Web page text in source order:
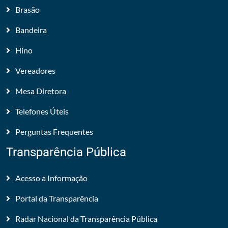
Brasão
Bandeira
Hino
Vereadores
Mesa Diretora
Telefones Úteis
Perguntas Frequentes
Transparência Pública
Acesso a Informação
Portal da Transparência
Radar Nacional da Transparência Pública